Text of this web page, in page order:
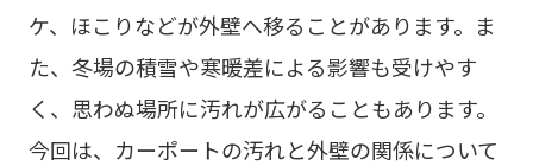
ケ、ほこりなどが外壁へ移ることがあります。ま
た、冬場の積雪や寒暖差による影響も受けやす
く、思わぬ場所に汚れが広がることもあります。
今回は、カーポートの汚れと外壁の関係について